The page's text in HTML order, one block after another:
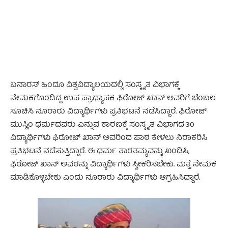
ಬನಾರಸ್‌ ಹಿಂದೂ ವಿಶ್ವವಿದ್ಯಾಲಯದಲ್ಲಿ ಸಂಸ್ಕೃತ ವಿಭಾಗಕ್ಕೆ
ನೇಮಕಗೊಂಡಿದ್ದ ಉಪ ಪ್ರಾಧ್ಯಾಪಕ ಫಿರೋಜ್‌ ಖಾನ್‌ ಅವರಿಗೆ ಬೆಂಬಲ
ಸೂಚಿಸಿ ನೂರಾರು ವಿದ್ಯಾರ್ಥಿಗಳು ಪ್ರತಿಭಟನೆ ನಡೆಸಿದ್ದಾರೆ. ಫಿರೋಜ್‌
ಮುಸ್ಲಿಂ ಧರ್ಮದವರು ಎನ್ನುವ ಕಾರಣಕ್ಕೆ ಸಂಸ್ಕೃತ ವಿಭಾಗದ 30
ವಿದ್ಯಾರ್ಥಿಗಳು ಫಿರೋಜ್‌ ಖಾನ್‌ ಅವರಿಂದ ಪಾಠ ಕೇಳಲು ನಿರಾಕರಿಸಿ
ಪ್ರತಿಭಟನೆ ನಡೆಸುತ್ತಿದ್ದಾರೆ. ಈ ಧರ್ಮ ತಾರತಮ್ಯವನ್ನು ಖಂಡಿಸಿ,
ಫಿರೋಜ್‌ ಖಾನ್‌ ಅವರನ್ನು ವಿದ್ಯಾರ್ಥಿಗಳು ಸ್ವೀಕರಿಸಬೇಕು. ಮತ್ತೆ ನೇಮಕ
ಮಾಡಿಕೊಳ್ಳಬೇಕು ಎಂದು ನೂರಾರು ವಿದ್ಯಾರ್ಥಿಗಳು ಆಗ್ರಹಿಸಿದ್ದಾರೆ.